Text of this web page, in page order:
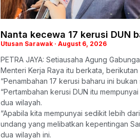
Nanta kecewa 17 kerusi DUN
Utusan Sarawak August 6, 2026
PETRA JAYA: Setiausaha Agung
Menteri Kerja Raya itu berkata,
“Penambahan 17 kerusi baharu ini
“Pertambahan kerusi DUN itu
dua wilayah.
“Apabila kita mempunyai sedikit lebih
undang yang melibatkan kepentingan
dua wilayah ini.